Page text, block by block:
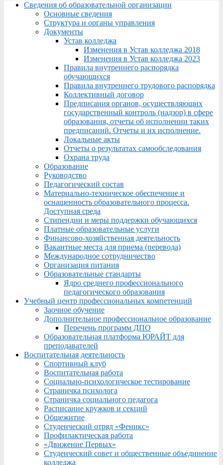
Menu
Сведения об образовательной организации
Основные сведения
Структура и органы управления
Документы
Устав колледжа
Изменения в Устав колледжа 2018
Изменения в Устав колледжа 2023
Правила внутреннего распорядка
обучающихся
Правила внутреннего трудового распорядка
Коллективный договор
Предписания органов, осуществляющих
государственный контроль (надзор) в сфере
образования, отчеты об исполнении таких
предписаний. Отчеты и их исполнение.
Локальные акты
Отчеты о результатах самообследования
Охрана труда
Образование
Руководство
Педагогический состав
Материально-техническое обеспечение и
оснащенность образовательного процесса.
Доступная среда
Стипендии и меры поддержки обучающихся
Платные образовательные услуги
Финансово-хозяйственная деятельность
Вакантные места для приема (перевода)
Международное сотрудничество
Организация питания
Образовательные стандарты
Ядро среднего профессионального
педагогического образования
Учебный центр профессиональных компетенций
Заочное обучение
Дополнительное профессиональное образование
Перечень программ ДПО
Образовательная платформа ЮРАЙТ для
преподавателей
Воспитательная деятельность
Спортивный клуб
Воспитательная работа
Социально-психологическое тестирование
Страничка психолога
Страничка социального педагога
Расписание кружков и секций
Общежитие
Студенческий отряд «Феникс»
Профилактическая работа
«Движение Первых»
Студенческий совет и общественные объединение
колледжа